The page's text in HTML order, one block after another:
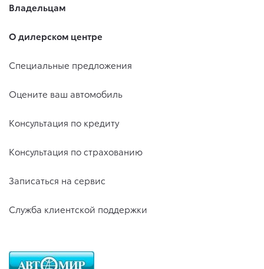
Владельцам
О дилерском центре
Специальные предложения
Оцените ваш автомобиль
Консультация по кредиту
Консультация по страхованию
Записаться на сервис
Служба клиентской поддержки